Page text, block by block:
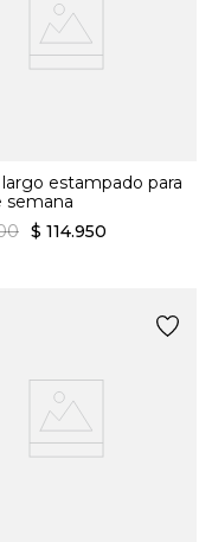
estampado para
semana
$ 114.950